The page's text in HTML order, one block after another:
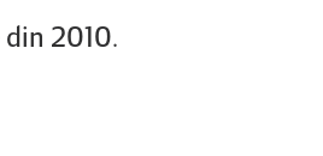
2010.